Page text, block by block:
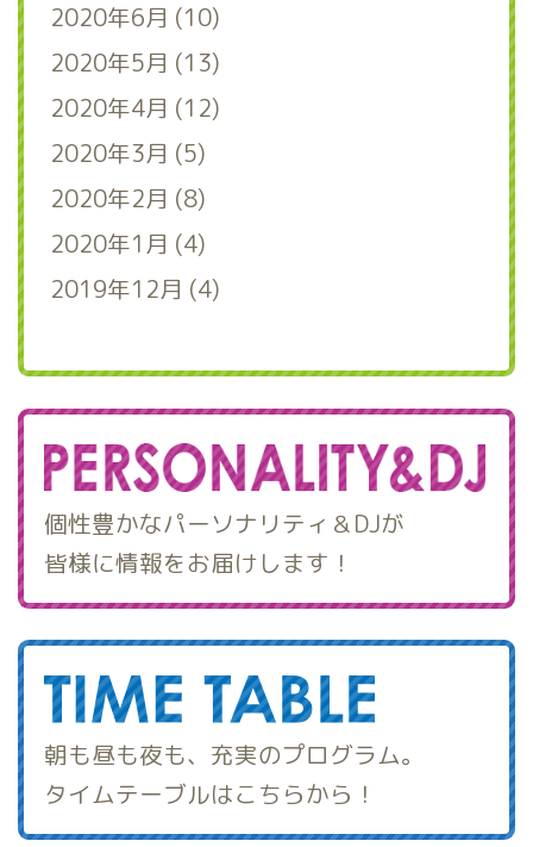
2020年6月 (10)
2020年5月 (13)
2020年4月 (12)
2020年3月 (5)
2020年2月 (8)
2020年1月 (4)
2019年12月 (4)
個性豊かなパーソナリティ＆DJが
皆様に情報をお届けします！
朝も昼も夜も、充実のプログラム。
タイムテーブルはこちらから！